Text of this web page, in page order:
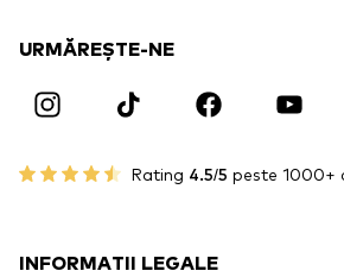
URMĂREȘTE-NE
Rating 4.5/5 peste 1000+
INFORMAȚII LEGALE